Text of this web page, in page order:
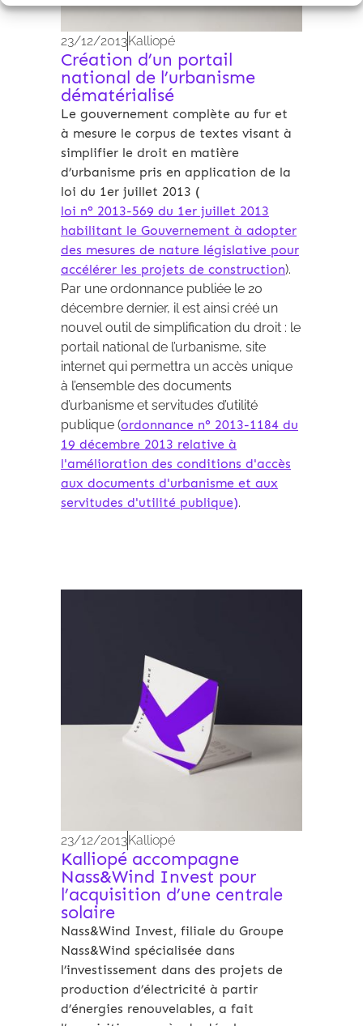
23/12/2013Kalliopé
Création d’un portail
national de l’urbanisme
dématérialisé
Le gouvernement complète au fur et
à mesure le corpus de textes visant à
simplifier le droit en matière
d’urbanisme pris en application de la
loi du 1er juillet 2013 (
loi n° 2013-569 du 1er juillet 2013
habilitant le Gouvernement à adopter
des mesures de nature législative pour
accélérer les projets de construction).
Par une ordonnance publiée le 20
décembre dernier, il est ainsi créé un
nouvel outil de simplification du droit : le
portail national de l’urbanisme, site
internet qui permettra un accès unique
à l’ensemble des documents
d’urbanisme et servitudes d’utilité
publique (ordonnance n° 2013-1184 du
19 décembre 2013 relative à
l'amélioration des conditions d'accès
aux documents d'urbanisme et aux
servitudes d'utilité publique).
23/12/2013Kalliopé
Kalliopé accompagne
Nass&Wind Invest pour
l’acquisition d’une centrale
solaire
Nass&Wind Invest, filiale du Groupe
Nass&Wind spécialisée dans
l’investissement dans des projets de
production d’électricité à partir
d’énergies renouvelables, a fait